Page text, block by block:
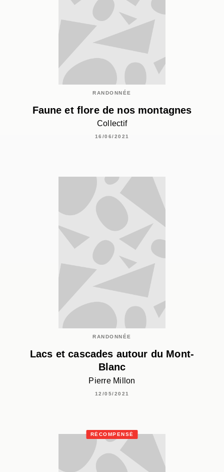
RANDONNÉE
Faune et flore de nos montagnes
Collectif
16/06/2021
RANDONNÉE
Lacs et cascades autour du Mont-
Blanc
Pierre Millon
12/05/2021
RÉCOMPENSÉ